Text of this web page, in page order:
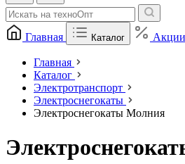
Главная Каталог Акции
Главная
Каталог
Электротранспорт
Электроснегокаты
Электроснегокаты Молния